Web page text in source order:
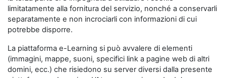
limitatamente alla fornitura del servizio, nonché a conservarli
separatamente e non incrociarli con informazioni di cui
potrebbe disporre.
La piattaforma e-Learning si può avvalere di elementi
(immagini, mappe, suoni, specifici link a pagine web di altri
domini, ecc.) che risiedono su server diversi dalla presente